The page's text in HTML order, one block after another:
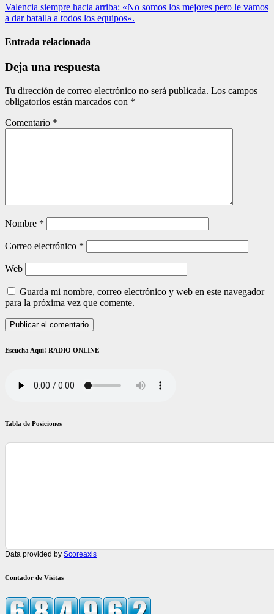
Navegación
de
entradas
Valencia siempre hacia arriba: «No somos los mejores pero le vamos
a dar batalla a todos los equipos».
Entrada relacionada
Deja una respuesta
Tu dirección de correo electrónico no será publicada. Los campos
obligatorios están marcados con *
Comentario *
Nombre *
Correo electrónico *
Web
Guarda mi nombre, correo electrónico y web en este navegador
para la próxima vez que comente.
Escucha Aquí! RADIO ONLINE
Tabla de Posiciones
Data provided by Scoreaxis
Contador de Visitas